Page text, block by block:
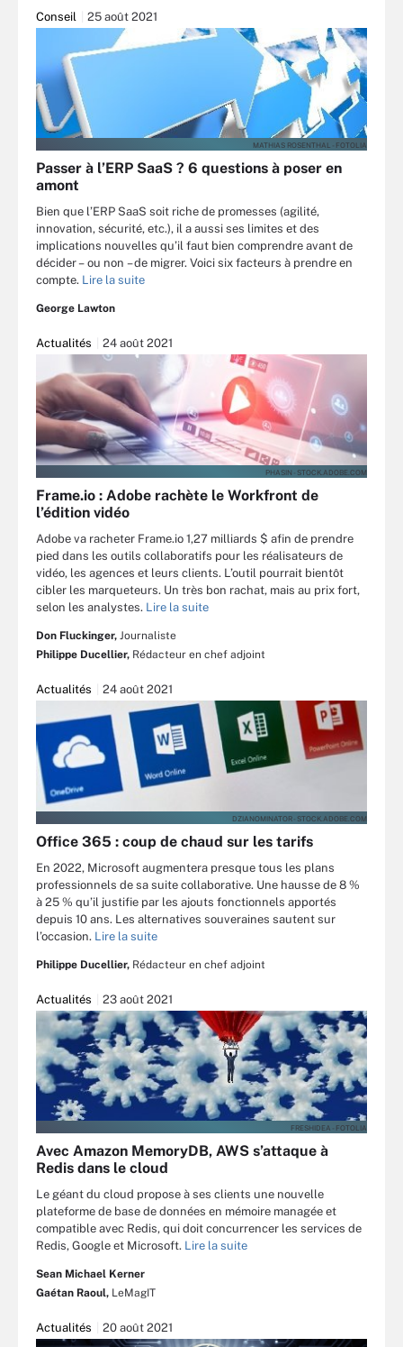
Conseil 25 août 2021
MATHIAS ROSENTHAL - FOTOLIA
Passer à l’ERP SaaS ? 6 questions à poser en
amont
Bien que l’ERP SaaS soit riche de promesses (agilité,
innovation, sécurité, etc.), il a aussi ses limites et des
implications nouvelles qu’il faut bien comprendre avant de
décider – ou non – de migrer. Voici six facteurs à prendre en
compte. Lire la suite
George Lawton
Actualités 24 août 2021
PHASIN - STOCK.ADOBE.COM
Frame.io : Adobe rachète le Workfront de
l’édition vidéo
Adobe va racheter Frame.io 1,27 milliards $ afin de prendre
pied dans les outils collaboratifs pour les réalisateurs de
vidéo, les agences et leurs clients. L’outil pourrait bientôt
cibler les marqueteurs. Un très bon rachat, mais au prix fort,
selon les analystes. Lire la suite
Don Fluckinger, Journaliste
Philippe Ducellier, Rédacteur en chef adjoint
Actualités 24 août 2021
DZIANOMINATOR - STOCK.ADOBE.COM
Office 365 : coup de chaud sur les tarifs
En 2022, Microsoft augmentera presque tous les plans
professionnels de sa suite collaborative. Une hausse de 8 %
à 25 % qu’il justifie par les ajouts fonctionnels apportés
depuis 10 ans. Les alternatives souveraines sautent sur
l’occasion. Lire la suite
Philippe Ducellier, Rédacteur en chef adjoint
Actualités 23 août 2021
FRESHIDEA - FOTOLIA
Avec Amazon MemoryDB, AWS s’attaque à
Redis dans le cloud
Le géant du cloud propose à ses clients une nouvelle
plateforme de base de données en mémoire managée et
compatible avec Redis, qui doit concurrencer les services de
Redis, Google et Microsoft. Lire la suite
Sean Michael Kerner
Gaétan Raoul, LeMagIT
Actualités 20 août 2021